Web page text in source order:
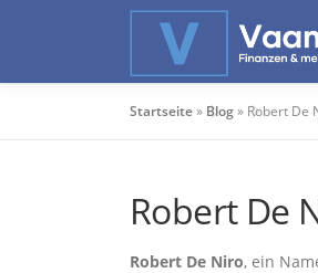
Startseite» Blog» Robert De
Robert De
Robert De Niro, ein